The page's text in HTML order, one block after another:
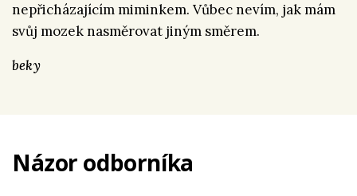
nepřicházajícím miminkem. Vůbec nevím, jak mám
svůj mozek nasměrovat jiným směrem.
beky
Názor odborníka